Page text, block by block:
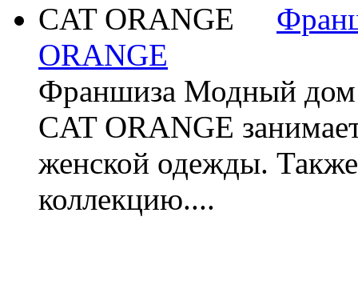
ORANGE
Франшиза Модный
CAT ORANGE
женской одежды.
коллекцию....